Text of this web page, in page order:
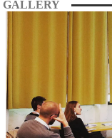
GALLERY